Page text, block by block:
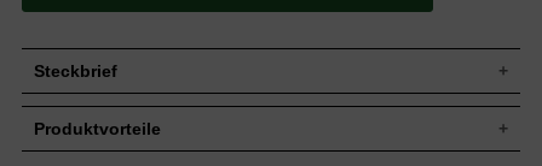
Steckbrief
Zuwachs
Produktvorteile